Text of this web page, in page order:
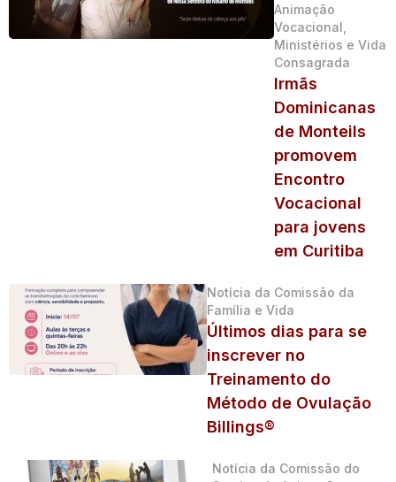
Animação
Vocacional,
Ministérios e Vida
Consagrada
Irmãs
Dominicanas
de Monteils
promovem
Encontro
Vocacional
para jovens
em Curitiba
Notícia da Comissão da
Família e Vida
Últimos dias para se
inscrever no
Treinamento do
Método de Ovulação
Billings®
Notícia da Comissão do